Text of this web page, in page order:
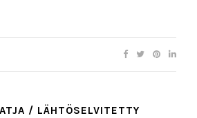
/ LÄHTÖSELVITETTY